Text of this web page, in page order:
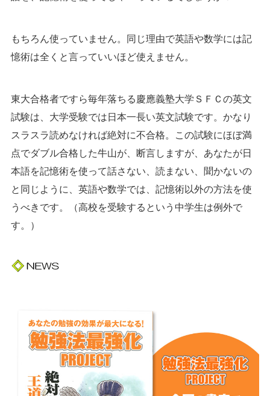
もちろん使っていません。同じ理由で英語や数学には記
憶術は全くと言っていいほど使えません。
東大合格者ですら毎年落ちる慶應義塾大学ＳＦＣの英文
試験は、大学受験では日本一長い英文試験です。かなり
スラスラ読めなければ絶対に不合格。この試験にほぼ満
点でダブル合格した牛山が、断言しますが、あなたが日
本語を記憶術を使って話さない、読まない、聞かないの
と同じように、英語や数学では、記憶術以外の方法を使
うべきです。（高校を受験するという中学生は例外で
す。）